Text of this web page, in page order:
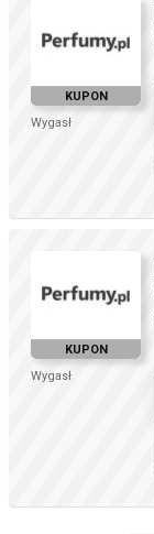
KUPON
Wygasł
KUPON
Wygasł